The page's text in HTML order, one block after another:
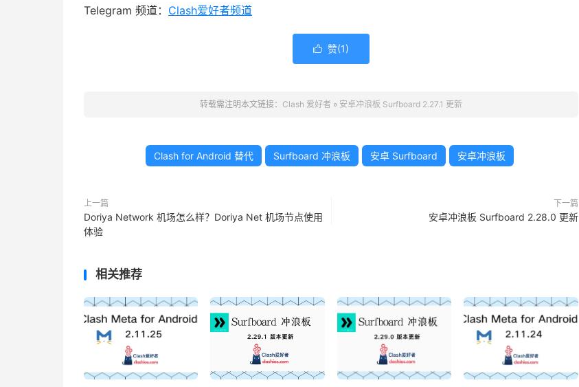
Telegram 频道： Clash爱好者频道
 赞(1)
转载需注明本文链接： Clash 爱好者 » 安卓冲浪板 Surfboard 2.27.1 更新
Clash for Android 替代 Surfboard 冲浪板 安卓 Surfboard 安卓冲浪板
上一篇
Doriya Network 机场怎么样？Doriya Net 机场节点使用
体验
下一篇
安卓冲浪板 Surfboard 2.28.0 更新
相关推荐